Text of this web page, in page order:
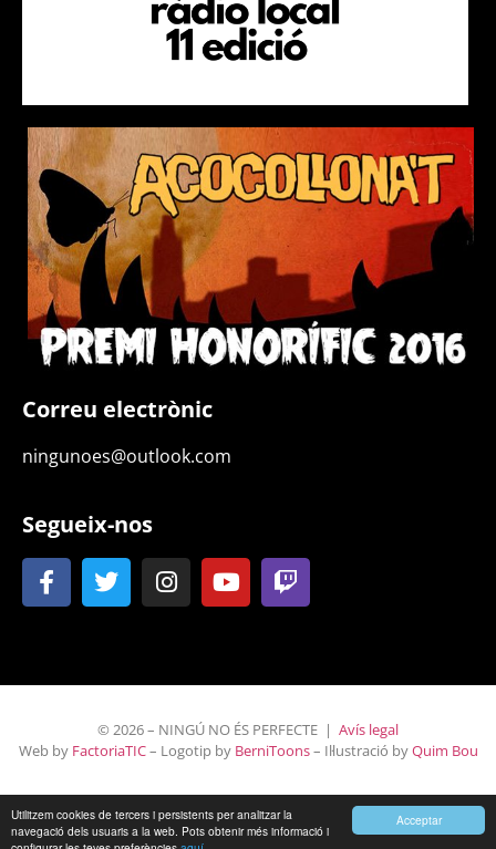
Acceptar
Utilitzem cookies de tercers i persistents per analitzar la
navegació dels usuaris a la web. Pots obtenir més informació i
Correu electrònic
ningunoes@outlook.com
Segueix-nos
© 2026 – NINGÚ NO ÉS PERFECTE | Avís legal
Web by FactoriaTIC– Logotip by BerniToons– Il·lustració byQuim Bou